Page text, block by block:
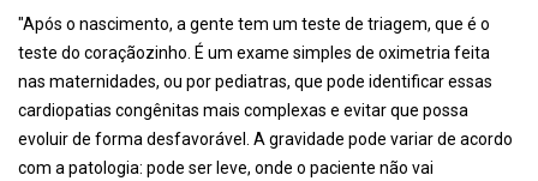
"Após o nascimento, a gente tem um teste de triagem, que é o
teste do coraçãozinho. É um exame simples de oximetria feita
nas maternidades, ou por pediatras, que pode identificar essas
cardiopatias congênitas mais complexas e evitar que possa
evoluir de forma desfavorável. A gravidade pode variar de acordo
com a patologia: pode ser leve, onde o paciente não vai